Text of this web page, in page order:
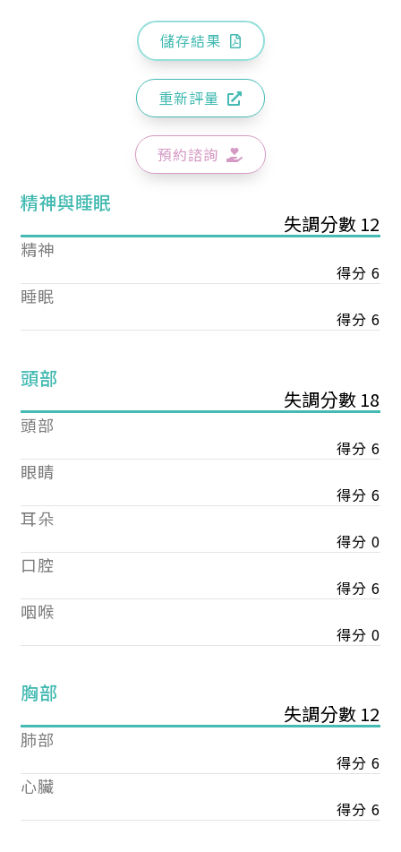
儲存結果
重新評量
預約諮詢
精神與睡眠
失調分數 12
精神
得分 6
睡眠
得分 6
頭部
失調分數 18
頭部
得分 6
眼睛
得分 6
耳朵
得分 0
口腔
得分 6
咽喉
得分 0
胸部
失調分數 12
肺部
得分 6
心臟
得分 6